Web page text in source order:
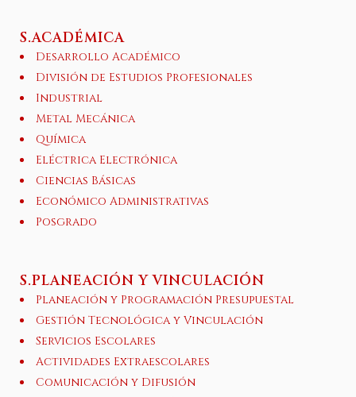
S.ACADÉMICA
Desarrollo Académico
División de Estudios Profesionales
Industrial
Metal Mecánica
Química
Eléctrica Electrónica
Ciencias Básicas
Económico Administrativas
Posgrado
S.PLANEACIÓN Y VINCULACIÓN
Planeación y Programación Presupuestal
Gestión Tecnológica y Vinculación
Servicios Escolares
Actividades Extraescolares
Comunicación y Difusión